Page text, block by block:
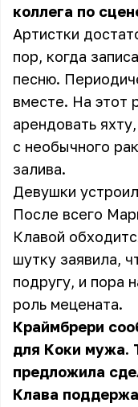
коллега по
Артистки
пор, когда
песню.
вместе. На этот
арендовать
с необычного
залива.
Девушки
После всего
Клавой
шутку заявила,
подругу, и пора
роль мецената.
Краймбрери
для Коки мужа.
предложила
Клава